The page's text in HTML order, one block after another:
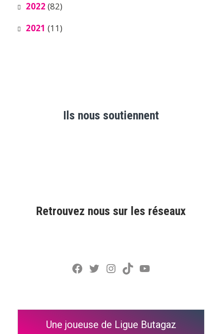
2022 (82)
2021 (11)
Ils nous soutiennent
Retrouvez nous sur les réseaux
Facebook
Twitter
Instagram
TikTokYouTube
Une joueuse de Ligue Butagaz